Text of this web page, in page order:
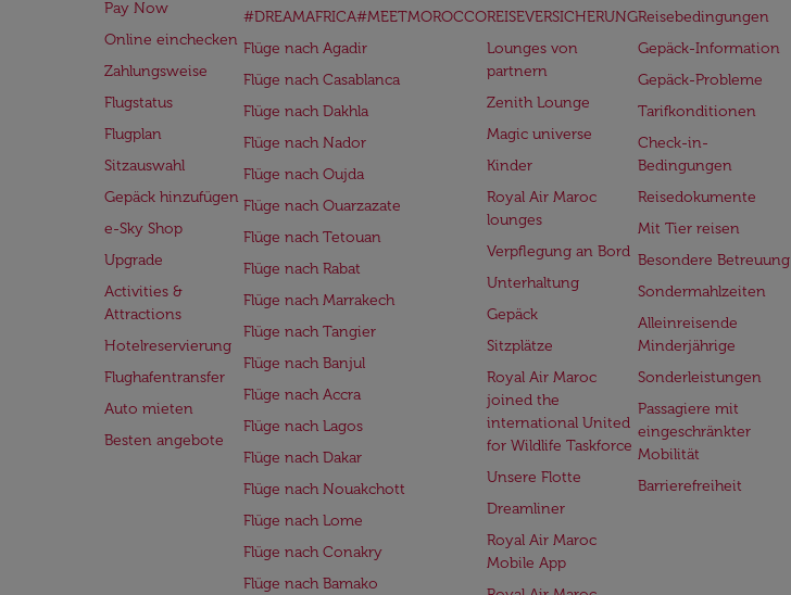
Pay Now
Online einchecken
Zahlungsweise
Flugstatus
Flugplan
Sitzauswahl
Gepäck hinzufügen
e-Sky Shop
Upgrade
Activities &
Attractions
Hotelreservierung
Flughafentransfer
Auto mieten
Besten angebote
#DREAMAFRICA#MEETMOROCCO
Flüge nach Agadir
Flüge nach Casablanca
Flüge nach Dakhla
Flüge nach Nador
Flüge nach Oujda
Flüge nach Ouarzazate
Flüge nach Tetouan
Flüge nach Rabat
Flüge nach Marrakech
Flüge nach Tangier
Flüge nach Banjul
Flüge nach Accra
Flüge nach Lagos
Flüge nach Dakar
Flüge nach Nouakchott
Flüge nach Lome
Flüge nach Conakry
Flüge nach Bamako
REISEVERSICHERUNG
Lounges von
partnern
Zenith Lounge
Magic universe
Kinder
Royal Air Maroc
lounges
Verpflegung an Bord
Unterhaltung
Gepäck
Sitzplätze
Royal Air Maroc
joined the
international United
for Wildlife Taskforce
Unsere Flotte
Dreamliner
Royal Air Maroc
Mobile App
Reisebedingungen
Gepäck-Information
Gepäck-Probleme
Tarifkonditionen
Check-in-
Bedingungen
Reisedokumente
Mit Tier reisen
Besondere Betreuung
Sondermahlzeiten
Alleinreisende
Minderjährige
Sonderleistungen
Passagiere mit
eingeschränkter
Mobilität
Barrierefreiheit